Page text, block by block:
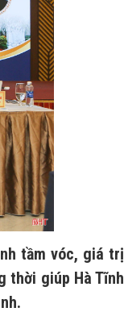
tầm vóc, giá trị
thời giúp Hà Tĩnh